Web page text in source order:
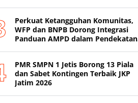
Perkuat Ketangguhan Komunitas,
WFP dan BNPB Dorong Integrasi
Panduan AMPD dalam Pendekatan
PMR SMPN 1 Jetis Borong 13 Piala
dan Sabet Kontingen Terbaik JKP
Jatim 2026